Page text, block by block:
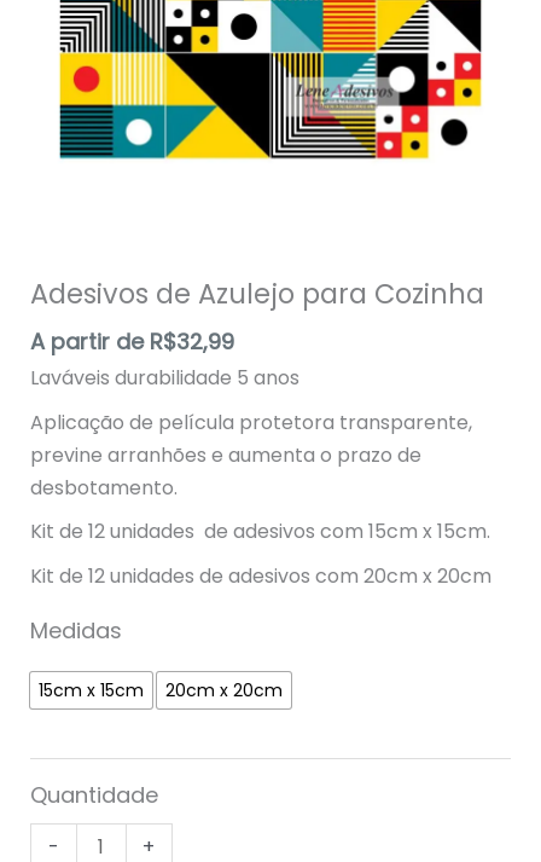
Adesivos de Azulejo para Cozinha
A partir de R$32,99
Laváveis durabilidade 5 anos
Aplicação de película protetora transparente,
previne arranhões e aumenta o prazo de
desbotamento.
Kit de 12 unidades de adesivos com 15cm x 15cm.
Kit de 12 unidades de adesivos com 20cm x 20cm
Medidas
15cm x 15cm 20cm x 20cm
Quantidade
- +